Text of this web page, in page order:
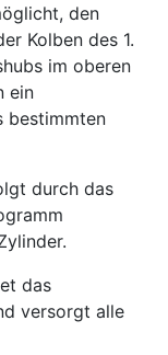
den
Kolben des 1.
im oberen
ein
bestimmten
durch das
das
versorgt alle